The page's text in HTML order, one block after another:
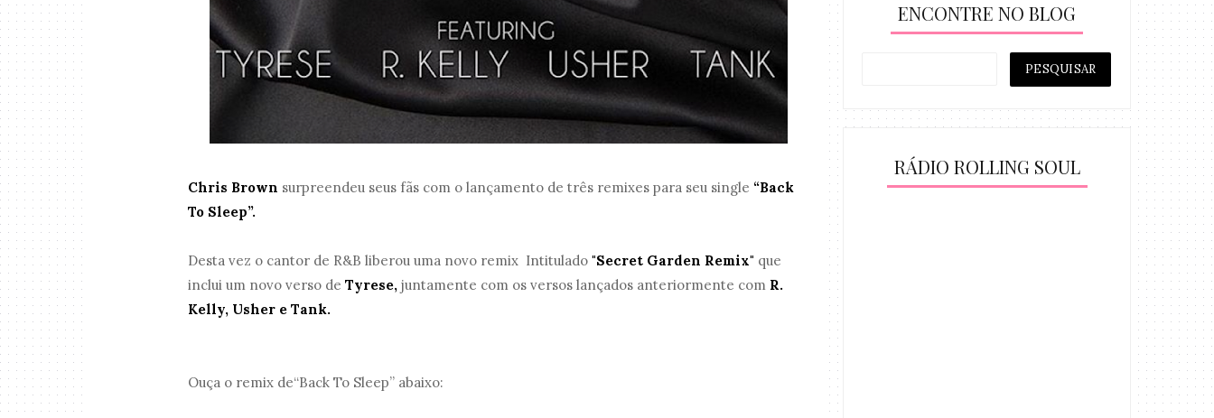
Chris Brown surpreendeu seus fãs com o lançamento de três remixes para seu single “Back
To Sleep”.
Desta vez o cantor de R&B liberou uma novo remix Intitulado"Secret Garden Remix" que
inclui um novo verso deTyrese, juntamente com os versos lançados anteriormente com R.
Kelly, Usher e Tank.
Ouça o remix de“Back To Sleep” abaixo:
ENCONTRE NO BLOG
RÁDIO ROLLING SOUL